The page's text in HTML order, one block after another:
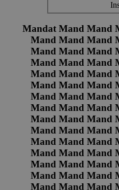
Mandat Mand Mand
Mand Mand Mand
Mand Mand Mand
Mand Mand Mand
Mand Mand Mand
Mand Mand Mand
Mand Mand Mand
Mand Mand Mand
Mand Mand Mand
Mand Mand Mand
Mand Mand Mand
Mand Mand Mand
Mand Mand Mand
Mand Mand Mand
Mand Mand Mand